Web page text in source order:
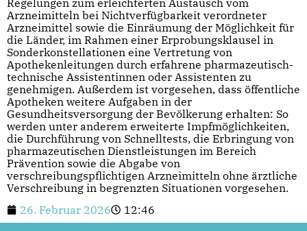
Arzneimitteln bei Nichtverfügbarkeit verordneter
Arzneimittel sowie die Einräumung der Möglichkeit für
die Länder, im Rahmen einer Erprobungsklausel in
Sonderkonstellationen eine Vertretung von
Apothekenleitungen durch erfahrene pharmazeutisch-
technische Assistentinnen oder Assistenten zu
genehmigen. Außerdem ist vorgesehen, dass öffentliche
Apotheken weitere Aufgaben in der
Gesundheitsversorgung der Bevölkerung erhalten: So
werden unter anderem erweiterte Impfmöglichkeiten,
die Durchführung von Schnelltests, die Erbringung von
pharmazeutischen Dienstleistungen im Bereich
Prävention sowie die Abgabe von
verschreibungspflichtigen Arzneimitteln ohne ärztliche
Verschreibung in begrenzten Situationen vorgesehen.
26. Februar 2026
12:46